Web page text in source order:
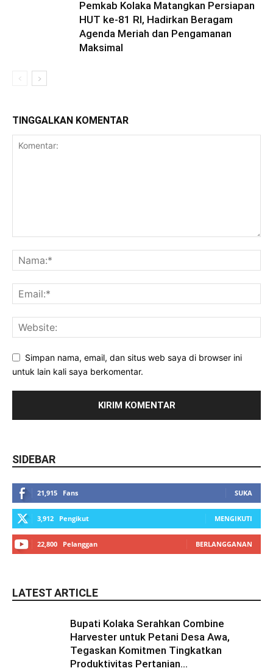
Pemkab Kolaka Matangkan Persiapan
HUT ke-81 RI, Hadirkan Beragam
Agenda Meriah dan Pengamanan
Maksimal
TINGGALKAN KOMENTAR
Simpan nama, email, dan situs web saya di browser ini
untuk lain kali saya berkomentar.
SIDEBAR
21,915 Fans SUKA
3,912 Pengikut MENGIKUTI
22,800 Pelanggan BERLANGGANAN
LATEST ARTICLE
Bupati Kolaka Serahkan Combine
Harvester untuk Petani Desa Awa,
Tegaskan Komitmen Tingkatkan
Produktivitas Pertanian...